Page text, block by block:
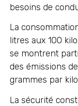
besoins de
La
litres aux 100
se montrent
des émissions
grammes par
La sécurité